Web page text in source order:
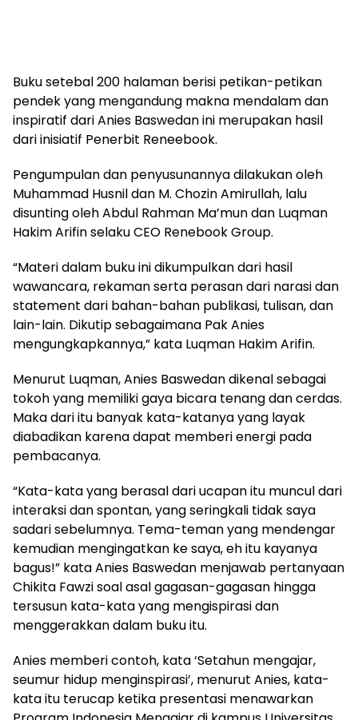
Buku setebal 200 halaman berisi petikan-petikan
pendek yang mengandung makna mendalam dan
inspiratif dari Anies Baswedan ini merupakan hasil
dari inisiatif Penerbit Reneebook.
Pengumpulan dan penyusunannya dilakukan oleh
Muhammad Husnil dan M. Chozin Amirullah, lalu
disunting oleh Abdul Rahman Ma’mun dan Luqman
Hakim Arifin selaku CEO Renebook Group.
“Materi dalam buku ini dikumpulkan dari hasil
wawancara, rekaman serta perasan dari narasi dan
statement dari bahan-bahan publikasi, tulisan, dan
lain-lain. Dikutip sebagaimana Pak Anies
mengungkapkannya,” kata Luqman Hakim Arifin.
Menurut Luqman, Anies Baswedan dikenal sebagai
tokoh yang memiliki gaya bicara tenang dan cerdas.
Maka dari itu banyak kata-katanya yang layak
diabadikan karena dapat memberi energi pada
pembacanya.
“Kata-kata yang berasal dari ucapan itu muncul dari
interaksi dan spontan, yang seringkali tidak saya
sadari sebelumnya. Tema-teman yang mendengar
kemudian mengingatkan ke saya, eh itu kayanya
bagus!” kata Anies Baswedan menjawab pertanyaan
Chikita Fawzi soal asal gagasan-gagasan hingga
tersusun kata-kata yang mengispirasi dan
menggerakkan dalam buku itu.
Anies memberi contoh, kata ‘Setahun mengajar,
seumur hidup menginspirasi’, menurut Anies, kata-
kata itu terucap ketika presentasi menawarkan